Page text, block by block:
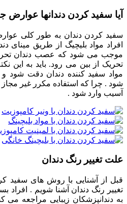
آیا سفید کردن دندانها عوارض
سفید کردن دندان به طور کلی
افراد مواد بلیچیگ از طریق مینای
موجب می شود که عصب دندان
تحریک از بین می رود. باید به این
مواد سفید کننده دندان دقت شود و
شود . چرا که استفاده مکرر غیر
آسیب وارد شود .
علت تغییر رنگ دندان
قبل از آشنایی با روش های سفید
تغییر رنگ دندان آشنا شویم . افراد
به دندانپزشکان زیبایی مراجعه می